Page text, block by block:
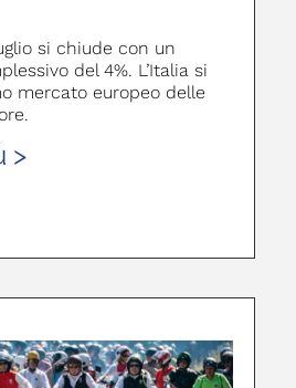
si chiude con un
del 4%. L’Italia si
mercato europeo delle
>